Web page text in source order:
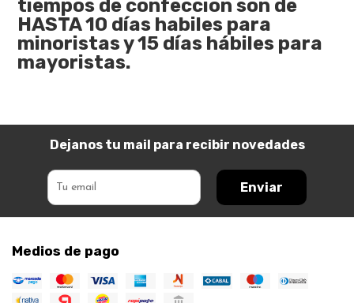
tiempos de confección son de
HASTA 10 días habiles para
minoristas y 15 días hábiles para
mayoristas.
Dejanos tu mail para recibir novedades
Enviar
Medios de pago